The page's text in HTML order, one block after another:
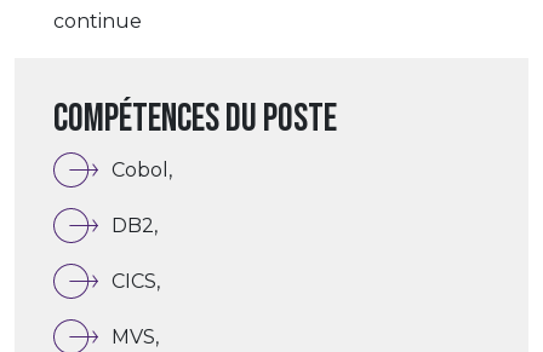
continue
Compétences du poste
Cobol,
DB2,
CICS,
MVS,